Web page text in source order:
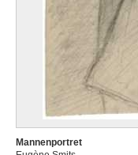
Mannenportret